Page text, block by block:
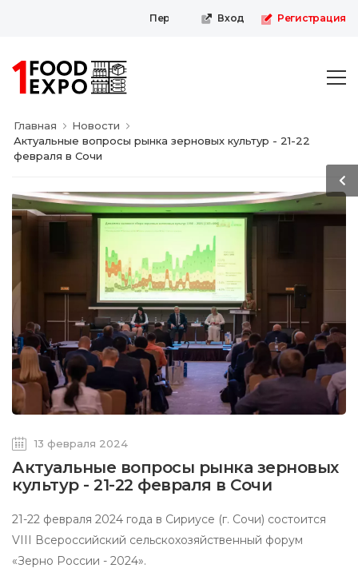
Первая пищевая онлайн-выставка
Вход Регистрация
Главная
Новости
Актуальные вопросы рынка зерновых культур - 21-22
февраля в Сочи
13 февраля 2024
Актуальные вопросы рынка зерновых
культур - 21-22 февраля в Сочи
21-22 февраля 2024 года в Сириусе (г. Сочи) состоится
VIII Всероссийский сельскохозяйственный форум
«Зерно России - 2024».